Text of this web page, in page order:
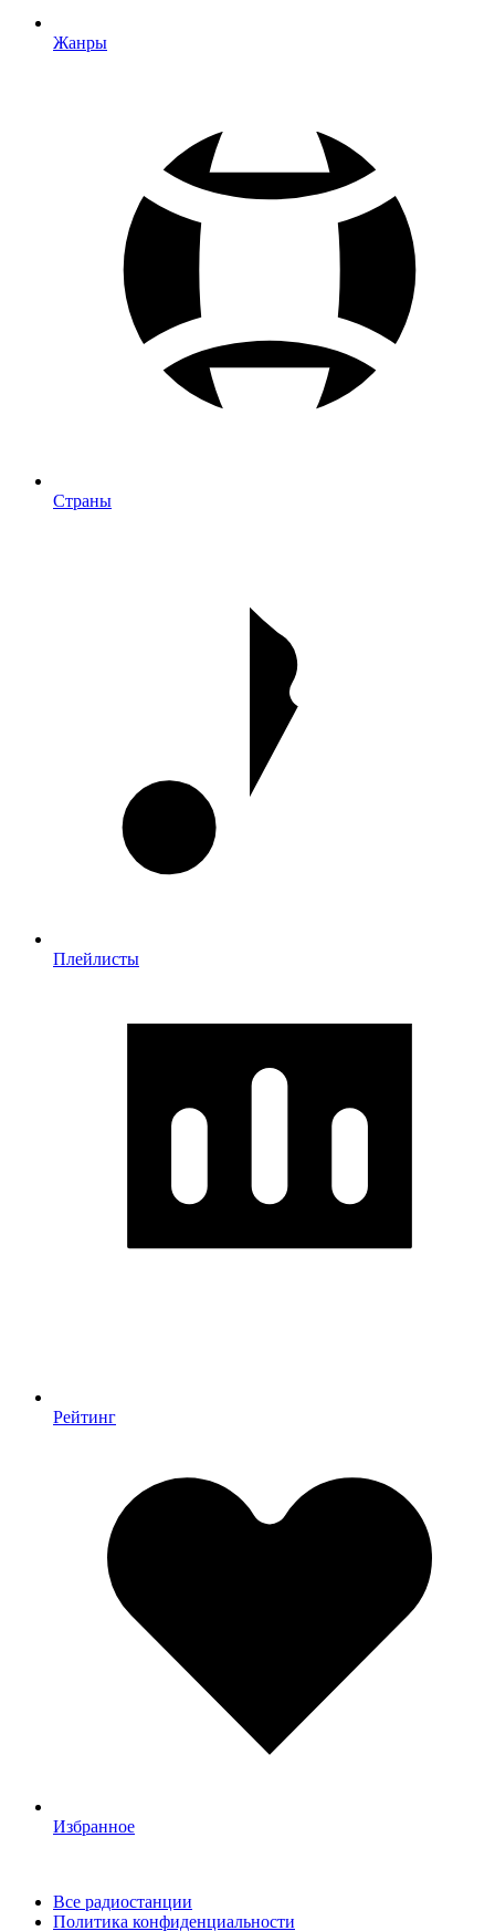
Жанры
Страны
Плейлисты
Рейтинг
Избранное
Все радиостанции
Политика конфиденциальности